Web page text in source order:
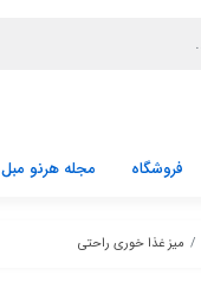
فروشگاه مجله هرنو مبل
میز غذا خوری راحتی